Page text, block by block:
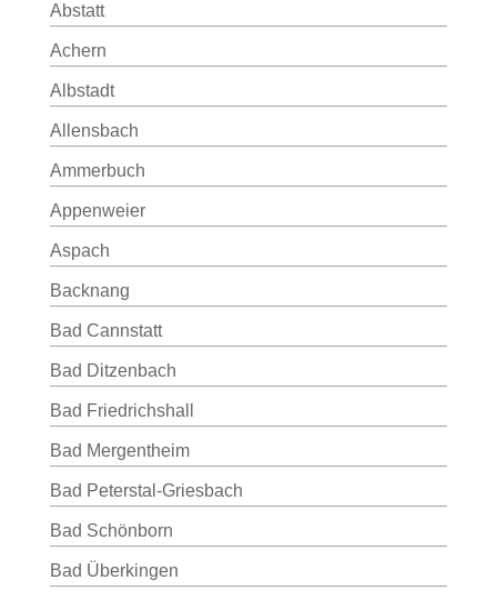
Abstatt
Achern
Albstadt
Allensbach
Ammerbuch
Appenweier
Aspach
Backnang
Bad Cannstatt
Bad Ditzenbach
Bad Friedrichshall
Bad Mergentheim
Bad Peterstal-Griesbach
Bad Schönborn
Bad Überkingen